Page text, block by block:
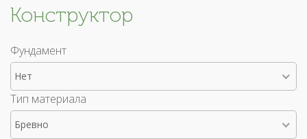
Конструктор
Фундамент
Нет
Тип материала
Бревно